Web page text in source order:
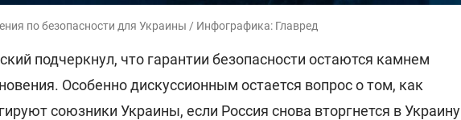
по безопасности для Украины / Инфографика: Главред
подчеркнул, что гарантии безопасности остаются камнем
Особенно дискуссионным остается вопрос о том, как
союзники Украины, если Россия снова вторгнется в Украину